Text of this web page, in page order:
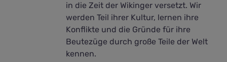
in die Zeit der Wikinger versetzt. Wir
werden Teil ihrer Kultur, lernen ihre
Konflikte und die Gründe für ihre
Beutezüge durch große Teile der Welt
kennen.